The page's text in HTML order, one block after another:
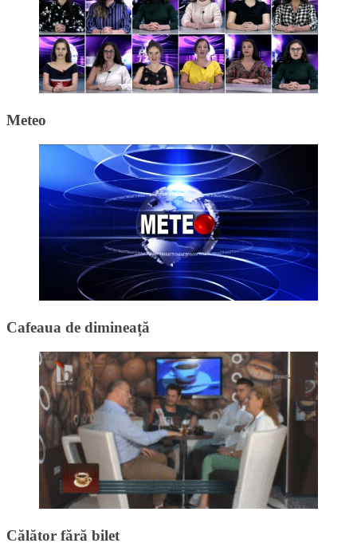
Meteo
Cafeaua de dimineață
Călător fără bilet